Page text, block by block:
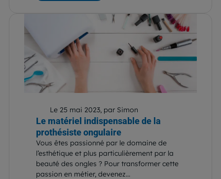
Le 25 mai 2023, par Simon
Le matériel indispensable de la
prothésiste ongulaire
Vous êtes passionné par le domaine de
l’esthétique et plus particulièrement par la
beauté des ongles ? Pour transformer cette
passion en métier, devenez...